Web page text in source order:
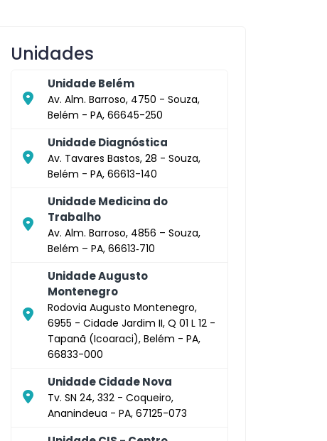
Unidades
Unidade Belém
Av. Alm. Barroso, 4750 - Souza,
Belém - PA, 66645-250
Unidade Diagnóstica
Av. Tavares Bastos, 28 - Souza,
Belém - PA, 66613-140
Unidade Medicina do
Trabalho
Av. Alm. Barroso, 4856 – Souza,
Belém – PA, 66613‑710
Unidade Augusto
Montenegro
Rodovia Augusto Montenegro,
6955 - Cidade Jardim II, Q 01 L 12 -
Tapanã (Icoaraci), Belém - PA,
66833-000
Unidade Cidade Nova
Tv. SN 24, 332 - Coqueiro,
Ananindeua - PA, 67125-073